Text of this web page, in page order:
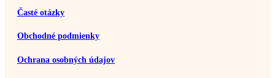
Časté otázky
Obchodné podmienky
Ochrana osobných údajov